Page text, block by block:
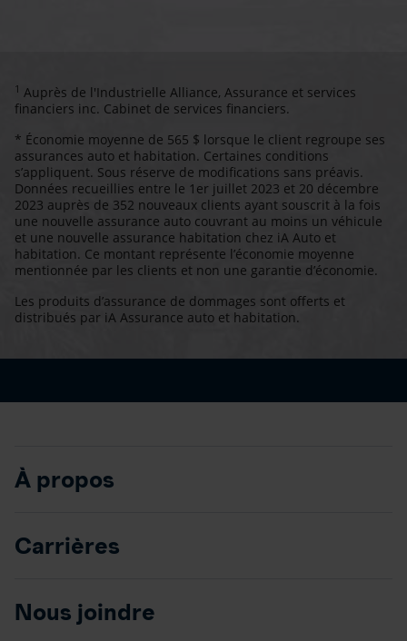
1 Auprès de l'Industrielle Alliance, Assurance et services
financiers inc. Cabinet de services financiers.
* Économie moyenne de 565 $ lorsque le client regroupe ses
assurances auto et habitation. Certaines conditions
s’appliquent. Sous réserve de modifications sans préavis.
Données recueillies entre le 1er juillet 2023 et 20 décembre
2023 auprès de 352 nouveaux clients ayant souscrit à la fois
une nouvelle assurance auto couvrant au moins un véhicule
et une nouvelle assurance habitation chez iA Auto et
habitation. Ce montant représente l’économie moyenne
mentionnée par les clients et non une garantie d’économie.
Les produits d’assurance de dommages sont offerts et
distribués par iA Assurance auto et habitation.
À propos
Carrières
Nous joindre